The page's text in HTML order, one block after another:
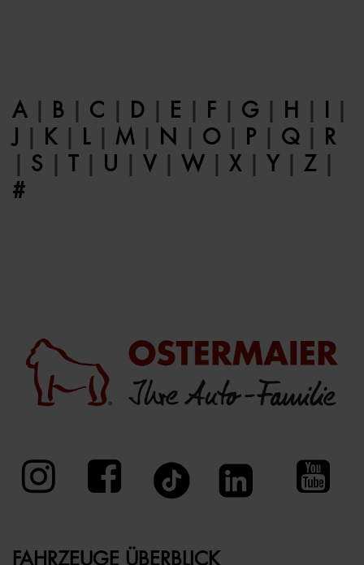
A| B C D E F G H
J
K L| M| N O| P Q|
R
S U V W X Y Z|
#
FAHRZEUGE ÜBERBLICK